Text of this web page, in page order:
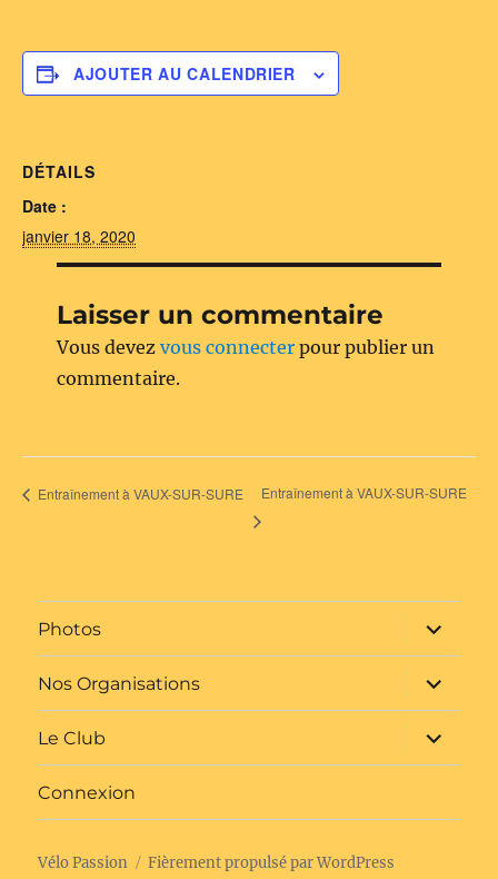
AJOUTER AU CALENDRIER
DÉTAILS
Date :
janvier 18, 2020
Laisser un commentaire
Vous devezvous connecter pour publier un
commentaire.
Entraînement à VAUX-SUR-SURE Entraînement à VAUX-SUR-SURE
Photos
ouvrir
le
sous-
menu
Nos Organisations
ouvrir
le
sous-
menu
Le Club
ouvrir
le
sous-
Connexion
Vélo Passion Fièrement propulsé par WordPress